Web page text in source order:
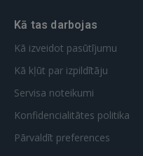
Kā tas darbojas
Kā izveidot pasūtījumu
Kā kļūt par izpildītāju
Servisa noteikumi
Konfidencialitātes politika
Pārvaldīt preferences